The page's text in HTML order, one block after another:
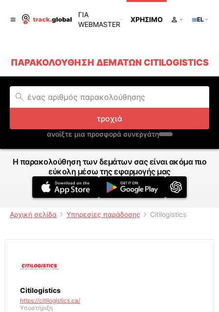
ΓΙΑ
WEBMASTER
ΧΡΉΣΙΜΟ EL
ΠΑΡΑΚΟΛΟΎΘΗΣΗ ΔΕΜΆΤΩΝ CITILOGISTICS
τροχιά
ανοίξτε μια προσφορά συνεργάτη
Η παρακολούθηση των δεμάτων σας είναι ακόμα πιο
εύκολη μέσω της εφαρμογής μας
Αρχική σελίδα Υπηρεσίες παράδοσης Citilogistics
Citilogistics
https://citilogistics.ca/
Υποστήριξη